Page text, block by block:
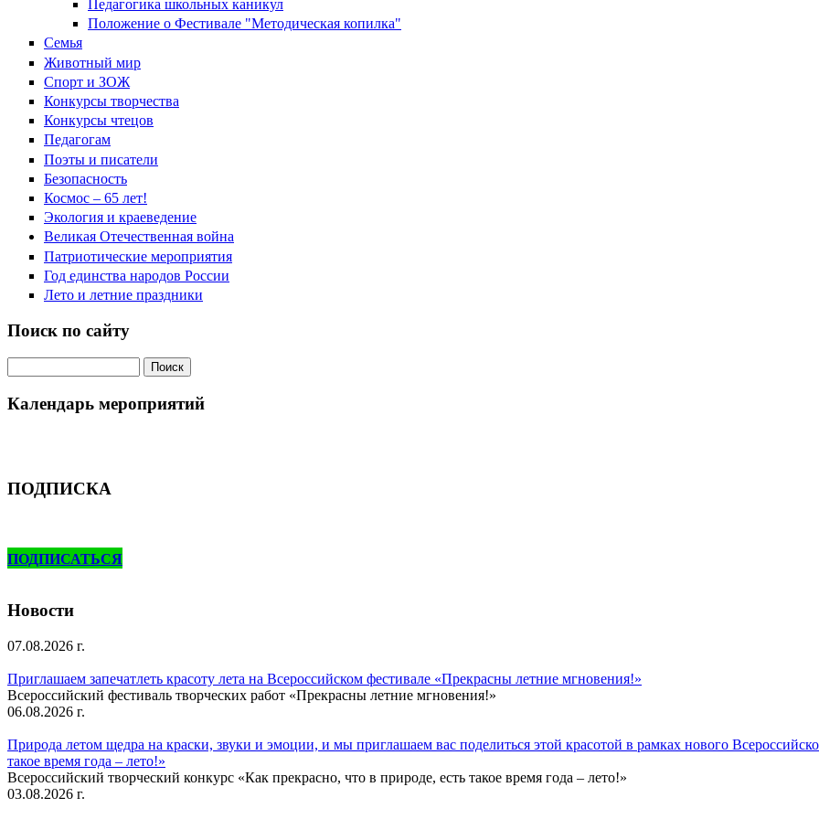
Педагогика школьных каникул
Положение о Фестивале "Методическая копилка"
Семья
Животный мир
Спорт и ЗОЖ
Конкурсы творчества
Конкурсы чтецов
Педагогам
Поэты и писатели
Безопасность
Космос – 65 лет!
Экология и краеведение
Великая Отечественная война
Патриотические мероприятия
Год единства народов России
Лето и летние праздники
Поиск по сайту
Календарь мероприятий
ПОДПИСКА
ПОДПИСАТЬСЯ
Новости
07.08.2026 г.
Приглашаем запечатлеть красоту лета на Всероссийском фестивале «Прекрасны летние мгновения!»
Всероссийский фестиваль творческих работ «Прекрасны летние мгновения!»
06.08.2026 г.
Природа летом щедра на краски, звуки и эмоции, и мы приглашаем вас поделиться этой красотой в рамках нового
такое время года – лето!»
Всероссийский творческий конкурс «Как прекрасно, что в природе, есть такое время года – лето!»
03.08.2026 г.